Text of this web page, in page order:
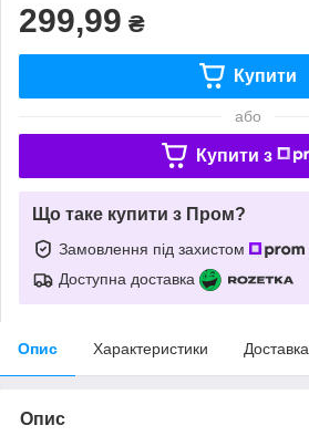
299,99 ₴
Купити
або
Купити з
Що таке купити з Пром?
Замовлення під захистом
Доступна доставка
Опис Характеристики Доставка
Опис